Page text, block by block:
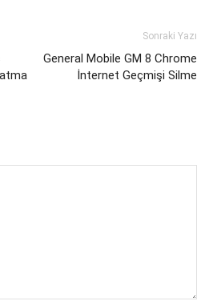
Sonraki Yazı
General Mobile GM 8 Chrome
İnternet Geçmişi Silme